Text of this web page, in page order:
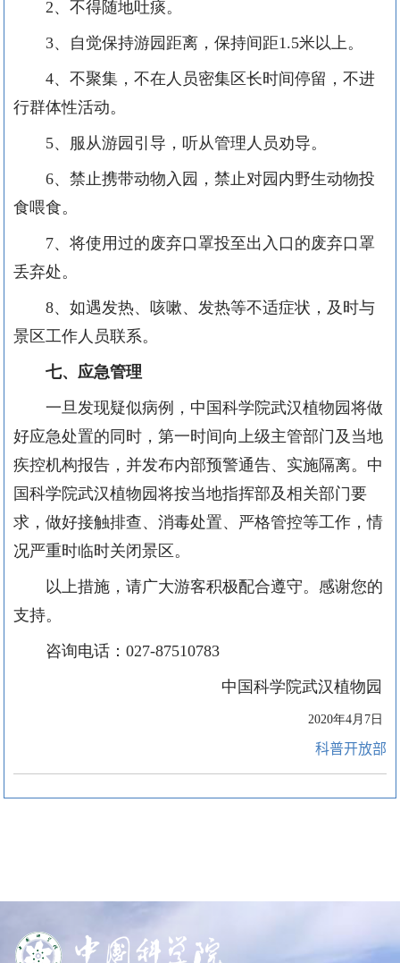
2、不得随地吐痰。
3、自觉保持游园距离，保持间距1.5米以上。
4、不聚集，不在人员密集区长时间停留，不进
行群体性活动。
5、服从游园引导，听从管理人员劝导。
6、禁止携带动物入园，禁止对园内野生动物投
食喂食。
7、将使用过的废弃口罩投至出入口的废弃口罩
丢弃处。
8、如遇发热、咳嗽、发热等不适症状，及时与
景区工作人员联系。
七、应急管理
一旦发现疑似病例，中国科学院武汉植物园将做
好应急处置的同时，第一时间向上级主管部门及当地
疾控机构报告，并发布内部预警通告、实施隔离。中
国科学院武汉植物园将按当地指挥部及相关部门要
求，做好接触排查、消毒处置、严格管控等工作，情
况严重时临时关闭景区。
以上措施，请广大游客积极配合遵守。感谢您的
支持。
咨询电话： 027-87510783
中国科学院武汉植物园
2020年4月7日
科普开放部